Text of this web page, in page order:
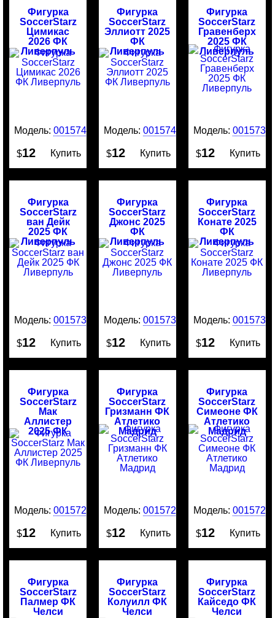
Фигурка
SoccerStarz
Цимикас
2026 ФК
Ливерпуль
Модель:0015741
$12 Купить
Фигурка
SoccerStarz
Эллиотт 2025
ФК
Ливерпуль
Модель:0015740
$12 Купить
Фигурка
SoccerStarz
Гравенберх
2025 ФК
Ливерпуль
Модель: 0015735
$12 Купить
Фигурка
SoccerStarz
ван Дейк
2025 ФК
Ливерпуль
Модель:0015734
$12 Купить
Фигурка
SoccerStarz
Джонс 2025
ФК
Ливерпуль
Модель:0015732
$12 Купить
Фигурка
SoccerStarz
Конате 2025
ФК
Ливерпуль
Модель: 0015731
$12 Купить
Фигурка
SoccerStarz
Мак
Аллистер
2025 ФК
Ливерпуль
Модель:0015729
$12 Купить
Фигурка
SoccerStarz
Гризманн ФК
Атлетико
Мадрид
Модель:0015721
$12 Купить
Фигурка
SoccerStarz
Симеоне ФК
Атлетико
Мадрид
Модель: 0015720
$12 Купить
Фигурка
SoccerStarz
Палмер ФК
Челси
Фигурка
SoccerStarz
Колуилл ФК
Челси
Фигурка
SoccerStarz
Кайседо ФК
Челси